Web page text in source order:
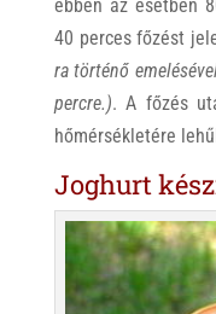
ebben az esetben
40 perces főzést
ra történő
percre.). A főzés
hőmérsékletére
Joghurt